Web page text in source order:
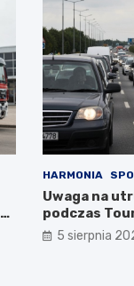
HARMONIA
Uwaga na
podczas
5 sierpnia